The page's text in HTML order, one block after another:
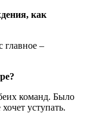
как
главное –
команд. Было
уступать.